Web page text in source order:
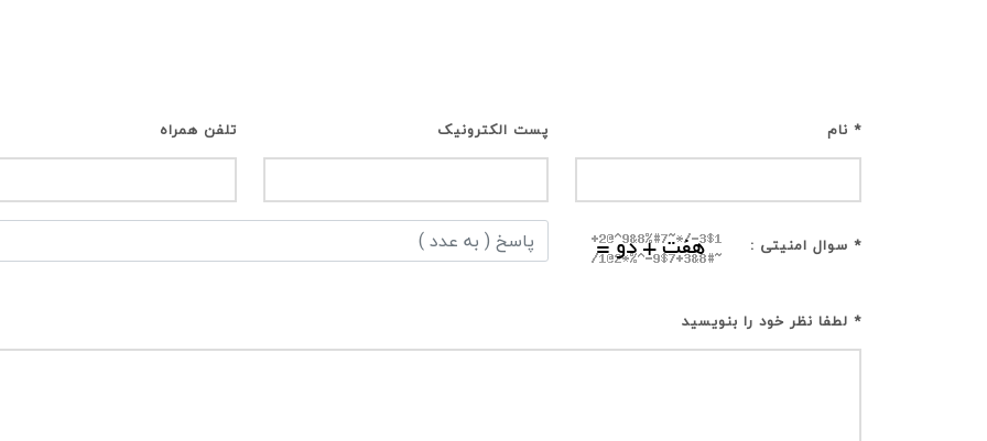
* نام پست الکترونیک تلفن همراه
* سوال امنیتی :
* لطفا نظر خود را بنویسید